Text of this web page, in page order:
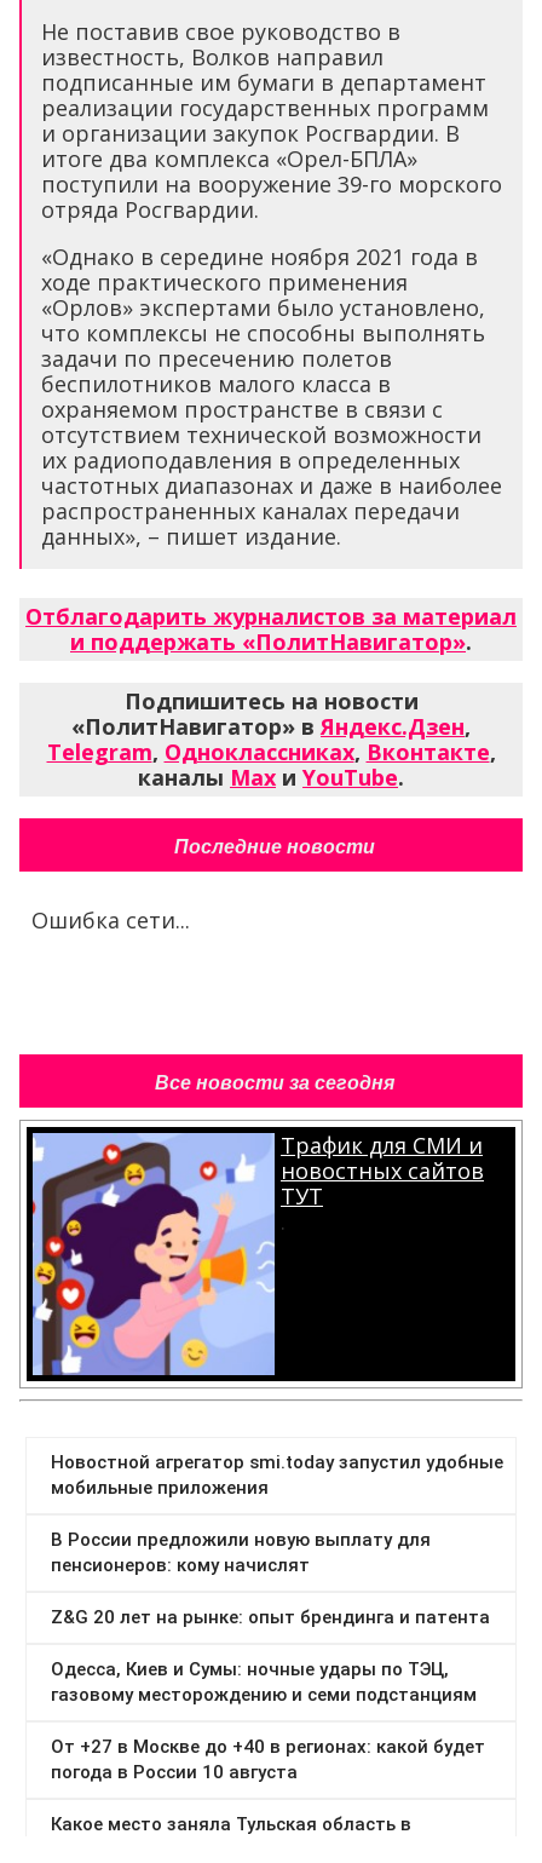
Не поставив свое руководство в
известность, Волков направил
подписанные им бумаги в департамент
реализации государственных программ
и организации закупок Росгвардии. В
итоге два комплекса «Орел-БПЛА»
поступили на вооружение 39-го морского
отряда Росгвардии.
«Однако в середине ноября 2021 года в
ходе практического применения
«Орлов» экспертами было установлено,
что комплексы не способны выполнять
задачи по пресечению полетов
беспилотников малого класса в
охраняемом пространстве в связи с
отсутствием технической возможности
их радиоподавления в определенных
частотных диапазонах и даже в наиболее
распространенных каналах передачи
данных», – пишет издание.
Отблагодарить журналистов за материал
и поддержать «ПолитНавигатор».
Подпишитесь на новости
«ПолитНавигатор» вЯндекс.Дзен,
Telegram, Одноклассниках, Вконтакте,
каналы Max и YouTube.
Последние новости
Ошибка сети...
Все новости за сегодня
Трафик для СМИ и
новостных сайтов
ТУТ
.